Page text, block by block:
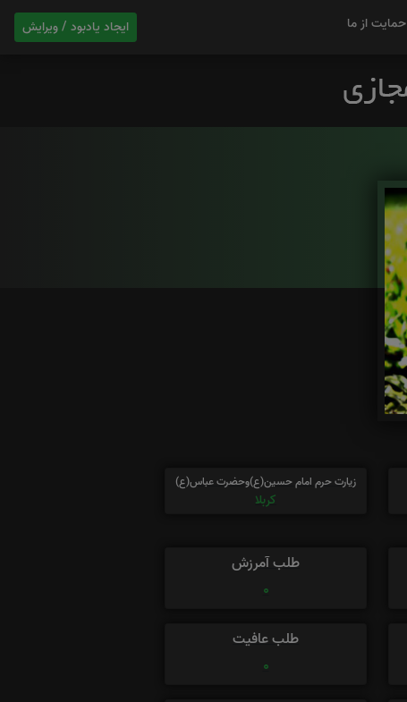
ایجاد یادبود / ویرایش حمایت از ما
زیارت حرم امام حسین(ع)وحضرت عباس(ع)
کربلا
طلب آمرزش
0
طلب عافیت
0